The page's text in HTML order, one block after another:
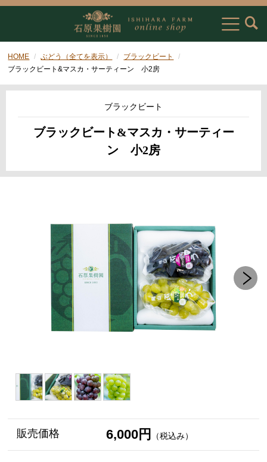
HOME ぶどう（全てを表示）
ブラックビート
ブラックビート&マスカ・サーティーン 小2房
ブラックビート
ブラックビート&マスカ・サーティー
ン 小2房
販売価格 6,000円 （税込み）